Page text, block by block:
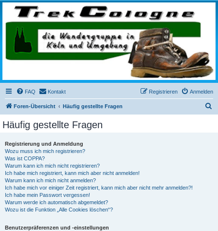
trekcologne.de
Wanderungen rund um Köln
FAQ Kontakt Anmelden
Registrieren
Foren-Übersicht Häufig gestellte Fragen
Häufig gestellte Fragen
Registrierung und Anmeldung
Wozu muss ich mich registrieren?
Was ist COPPA?
Warum kann ich mich nicht registrieren?
Ich habe mich registriert, kann mich aber nicht anmelden!
Warum kann ich mich nicht anmelden?
Ich habe mich vor einiger Zeit registriert, kann mich aber nicht mehr anmelden?!
Ich habe mein Passwort vergessen!
Warum werde ich automatisch abgemeldet?
Wozu ist die Funktion „Alle Cookies löschen“?
Benutzerpräferenzen und -einstellungen